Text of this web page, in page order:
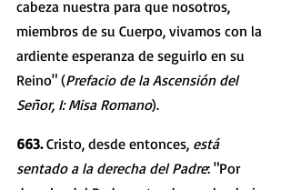
cabeza nuestra para que nosotros,
miembros de su Cuerpo, vivamos con la
ardiente esperanza de seguirlo en su
Reino" (Prefacio de la Ascensión del
Señor, I: Misa Romano).
663. Cristo, desde entonces, está
sentado a la derecha del Padre: "Por